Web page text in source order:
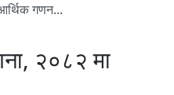
गणन...
२०८२ मा